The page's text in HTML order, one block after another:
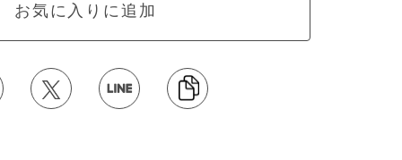
お気に入りに追加